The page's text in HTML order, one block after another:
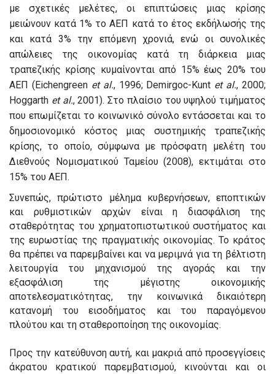
με σχετικές μελέτες, οι επιπτώσεις μιας κρίσης
μειώνουν κατά 1% το ΑΕΠ κατά το έτος εκδήλωσής της
και κατά 3% την επόμενη χρονιά, ενώ οι συνολικές
απώλειες της οικονομίας κατά τη διάρκεια μιας
τραπεζικής κρίσης κυμαίνονται από 15% έως 20% του
ΑΕΠ (Eichengreen et al., 1996; Demirgoc-Kunt et al., 2000;
Hoggarth et al., 2001). Στο πλαίσιο του υψηλού τιμήματος
που επωμίζεται το κοινωνικό σύνολο εντάσσεται και το
δημοσιονομικό κόστος μιας συστημικής τραπεζικής
κρίσης, το οποίο, σύμφωνα με πρόσφατη μελέτη του
Διεθνούς Νομισματικού Ταμείου (2008), εκτιμάται στο
15% του ΑΕΠ.
Συνεπώς, πρώτιστο μέλημα κυβερνήσεων, εποπτικών
και ρυθμιστικών αρχών είναι η διασφάλιση της
σταθερότητας του χρηματοπιστωτικού συστήματος και
της ευρωστίας της πραγματικής οικονομίας. Το κράτος
θα πρέπει να παρεμβαίνει και να μεριμνά για τη βέλτιστη
λειτουργία του μηχανισμού της αγοράς και την
εξασφάλιση της μέγιστης οικονομικής
αποτελεσματικότητας, την κοινωνικά δικαιότερη
κατανομή του εισοδήματος και του παραγόμενου
πλούτου και τη σταθεροποίηση της οικονομίας.
Προς την κατεύθυνση αυτή, και μακριά από προσεγγίσεις
άκρατου κρατικού παρεμβατισμού, κινούνται και οι